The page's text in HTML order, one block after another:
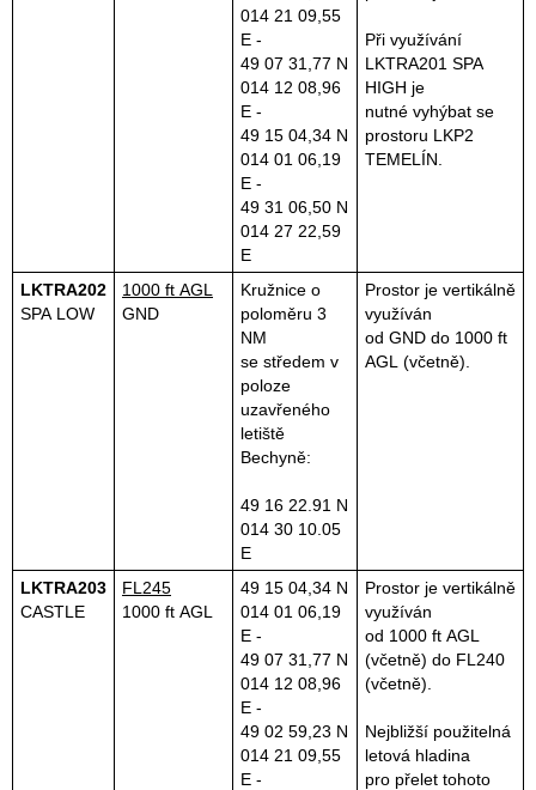
014 21 09,55
E -
49 07 31,77 N
014 12 08,96
E -
49 15 04,34 N
014 01 06,19
E -
49 31 06,50 N
014 27 22,59
E
Při využívání
LKTRA201 SPA
HIGH je
nutné vyhýbat se
prostoru LKP2
TEMELÍN.
LKTRA202
SPA LOW
1000 ft AGL
GND
Kružnice o
poloměru 3
NM
se středem v
poloze
uzavřeného
letiště
Bechyně:
49 16 22.91 N
014 30 10.05
E
Prostor je vertikálně
využíván
od GND do 1000 ft
AGL (včetně).
LKTRA203
CASTLE
FL245
1000 ft AGL
49 15 04,34 N
014 01 06,19
E -
49 07 31,77 N
014 12 08,96
E -
49 02 59,23 N
014 21 09,55
E -
Prostor je vertikálně
využíván
od 1000 ft AGL
(včetně) do FL240
(včetně).
Nejbližší použitelná
letová hladina
pro přelet tohoto